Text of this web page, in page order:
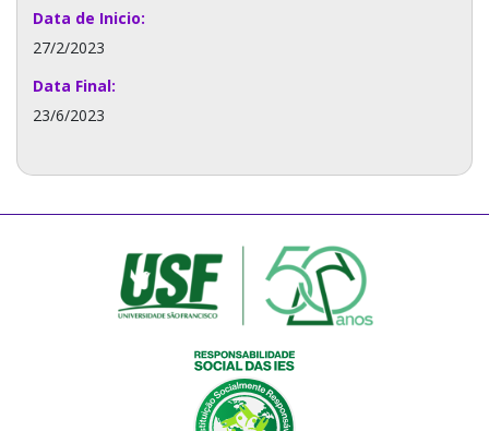
Data de Inicio:
27/2/2023
Data Final:
23/6/2023